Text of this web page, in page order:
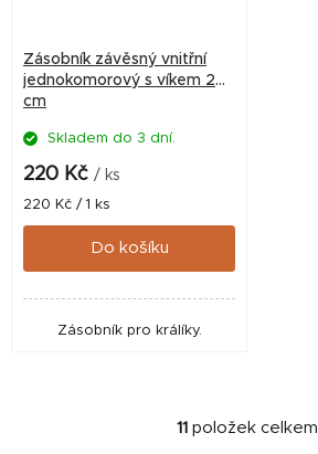
Zásobník závěsný vnitřní
jednokomorový s víkem 20
cm
Skladem do 3 dní.
220 Kč / ks
Měrná
cena:
220 Kč / 1 ks
Do košíku
Zásobník pro králíky.
O
11 položek celkem